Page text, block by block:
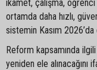
ikamet, çalışma,
ortamda daha hızlı,
sistemin Kasım
Reform kapsamında
yeniden ele